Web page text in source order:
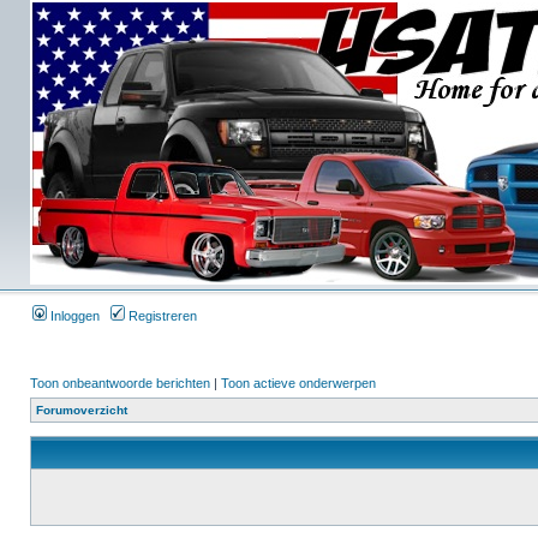
Inloggen Registreren
Toon onbeantwoorde berichten | Toon actieve onderwerpen
Forumoverzicht